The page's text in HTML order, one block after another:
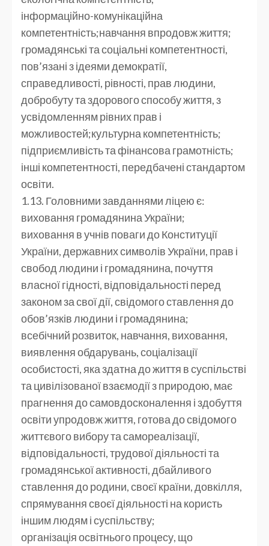
інформаційно-комунікаційна
компетентність;навчання впродовж життя;
громадянські та соціальні компетентності,
пов’язані з ідеями демократії,
справедливості, рівності, прав людини,
добробуту та здорового способу життя, з
усвідомленням рівних прав і
можливостей;культурна компетентність;
підприємливість та фінансова грамотність;
інші компетентності, передбачені стандартом
освіти.
1.13. Головними завданнями ліцею є:
виховання громадянина України;
виховання в учнів поваги до Конституції
України, державних символів України, прав і
свобод людини і громадянина, почуття
власної гідності, відповідальності перед
законом за свої дії, свідомого ставлення до
обов’язків людини і громадянина;
всебічний розвиток, навчання, виховання,
виявлення обдарувань, соціалізації
особистості, яка здатна до життя в суспільстві
та цивілізованої взаємодії з природою, має
прагнення до самовдосконалення і здобуття
освіти упродовж життя, готова до свідомого
життєвого вибору та самореалізації,
відповідальності, трудової діяльності та
громадянської активності, дбайливого
ставлення до родини, своєї країни, довкілля,
спрямування своєї діяльності на користь
іншим людям і суспільству;
організація освітнього процесу, що